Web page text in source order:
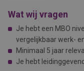
staan hier centraal.
ruimte om mee te
Wat wij vragen
Je hebt een MBO
vergelijkbaar werk-
Minimaal 5 jaar
Je hebt